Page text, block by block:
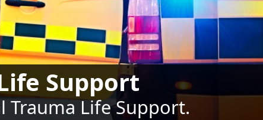
Support
Life Support.